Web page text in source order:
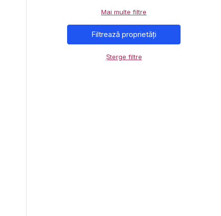
Mai multe filtre
Șterge filtre